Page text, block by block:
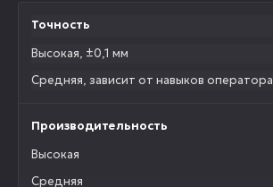
Точность
Высокая, ±0,1 мм
Средняя, зависит от навыков оператора
Производительность
Высокая
Средняя